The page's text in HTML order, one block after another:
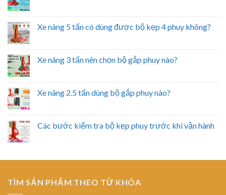
Xe nâng 5 tấn có dùng được bộ kẹp 4 phuy không?
Xe nâng 3 tấn nên chọn bộ gắp phuy nào?
Xe nâng 2.5 tấn dùng bộ gắp phuy nào?
Các bước kiểm tra bộ kẹp phuy trước khi vận hành
TÌM SẢN PHẨM THEO TỪ KHÓA